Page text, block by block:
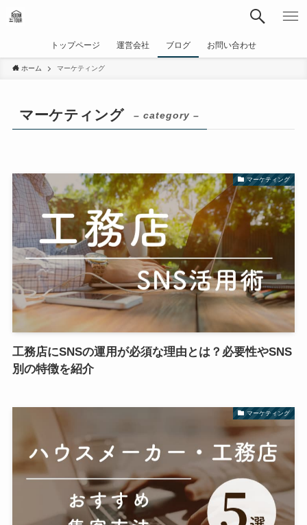
トップページ 運営会社 ブログ お問い合わせ
ホーム マーケティング
マーケティング – category –
マーケティング
工務店にSNSの運用が必須な理由とは？必要性やSNS
別の特徴を紹介
マーケティング